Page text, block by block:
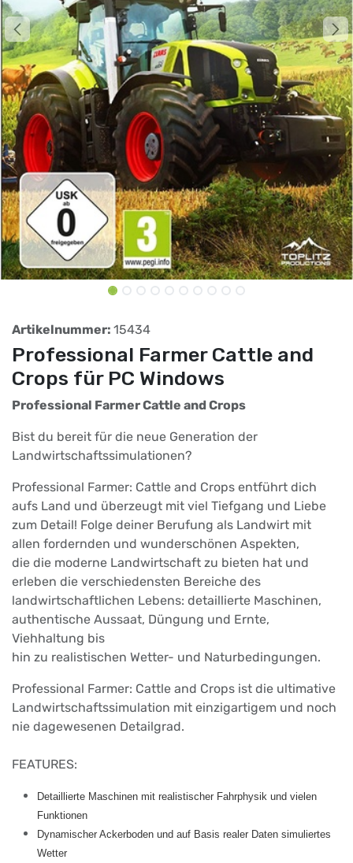
Artikelnummer: 15434
Professional Farmer Cattle and
Crops für PC Windows
Professional Farmer Cattle and Crops
Bist du bereit für die neue Generation der
Landwirtschaftssimulationen?
Professional Farmer: Cattle and Crops entführt dich
aufs Land und überzeugt mit viel Tiefgang und Liebe
zum Detail! Folge deiner Berufung als Landwirt mit
allen fordernden und wunderschönen Aspekten,
die die moderne Landwirtschaft zu bieten hat und
erleben die verschiedensten Bereiche des
landwirtschaftlichen Lebens: detaillierte Maschinen,
authentische Aussaat, Düngung und Ernte,
Viehhaltung bis
hin zu realistischen Wetter- und Naturbedingungen.
Professional Farmer: Cattle and Crops ist die ultimative
Landwirtschaftssimulation mit einzigartigem und noch
nie dagewesenen Detailgrad.
FEATURES:
Detaillierte Maschinen mit realistischer Fahrphysik und vielen
Funktionen
Dynamischer Ackerboden und auf Basis realer Daten simuliertes
Wetter